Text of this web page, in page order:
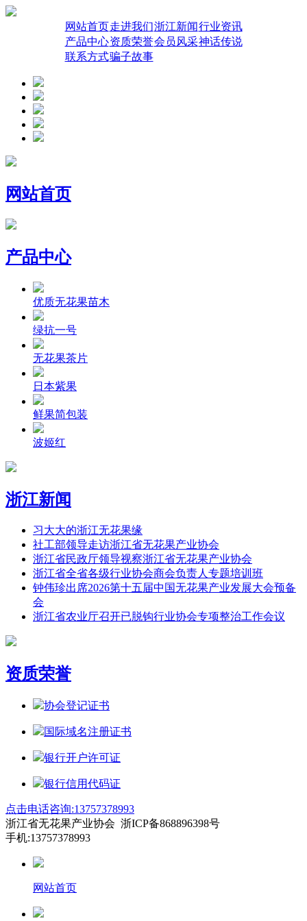
网站首页走进我们浙江新闻行业资讯
产品中心资质荣誉会员风采神话传说
联系方式骗子故事
网站首页
产品中心
优质无花果苗木
绿抗一号
无花果茶片
日本紫果
鲜果简包装
波姬红
浙江新闻
习大大的浙江无花果缘
社工部领导走访浙江省无花果产业协会
浙江省民政厅领导视察浙江省无花果产业协会
浙江省全省各级行业协会商会负责人专题培训班
钟伟珍出席2026第十五届中国无花果产业发展大会预备
会
浙江省农业厅召开已脱钩行业协会专项整治工作会议
资质荣誉
协会登记证书
国际域名注册证书
银行开户许可证
银行信用代码证
点击电话咨询:13757378993
浙江省无花果产业协会 浙ICP备868896398号
手机:13757378993
网站首页